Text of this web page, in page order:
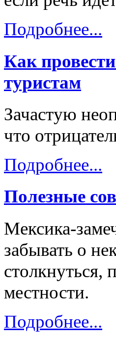
Подробнее...
Как
туристам
Зачастую
что
Подробнее...
Полезные
Мексика-
забывать о
столкнуться,
местности.
Подробнее...